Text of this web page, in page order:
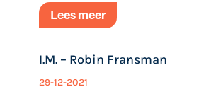
Lees meer
I.M. – Robin Fransman
29-12-2021